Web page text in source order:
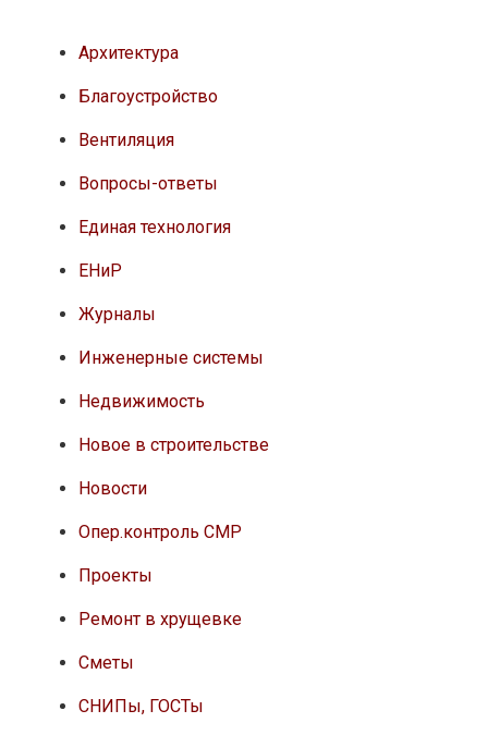
Архитектура
Благоустройство
Вентиляция
Вопросы-ответы
Единая технология
ЕНиР
Журналы
Инженерные системы
Недвижимость
Новое в строительстве
Новости
Опер.контроль СМР
Проекты
Ремонт в хрущевке
Сметы
СНИПы, ГОСТы